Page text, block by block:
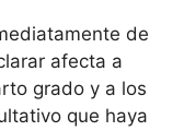
de
afecta a
grado y a los
que haya